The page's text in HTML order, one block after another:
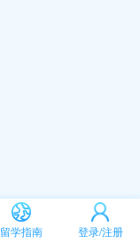
留学指南 登录/注册